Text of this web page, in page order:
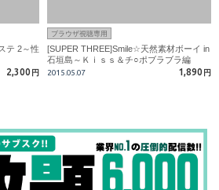
テ 2～性
2,300 円
ブラウザ視聴専用
[SUPER THREE]Smile☆天然素材ボーイ in
石垣島～Ｋｉｓｓ＆チ○ポブラブラ編
2015.05.07 1,890 円